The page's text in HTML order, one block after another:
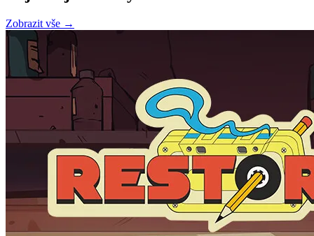
Zobrazit vše →